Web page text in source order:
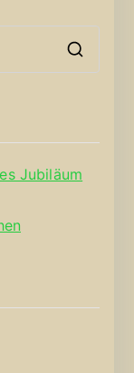
Jubiläum